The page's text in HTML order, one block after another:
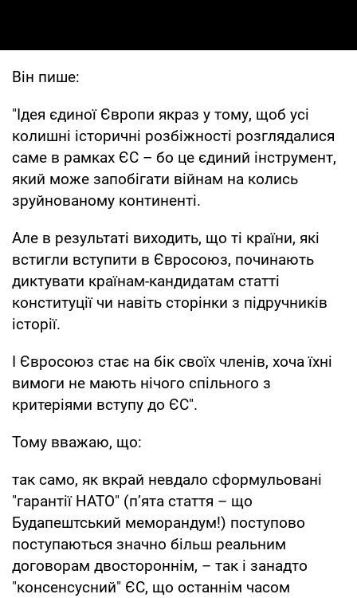
Він пише:
"Ідея єдиної Європи якраз у тому, щоб усі
колишні історичні розбіжності розглядалися
саме в рамках ЄС – бо це єдиний інструмент,
який може запобігати війнам на колись
зруйнованому континенті.
Але в результаті виходить, що ті країни, які
встигли вступити в Євросоюз, починають
диктувати країнам-кандидатам статті
конституції чи навіть сторінки з підручників
історії.
І Євросоюз стає на бік своїх членів, хоча їхні
вимоги не мають нічого спільного з
критеріями вступу до ЄС".
Тому вважаю, що:
так само, як вкрай невдало сформульовані
"гарантії НАТО" (п’ята стаття – що
Будапештський меморандум!) поступово
поступаються значно більш реальним
договорам двостороннім, – так і занадто
"консенсусний" ЄС, що останнім часом